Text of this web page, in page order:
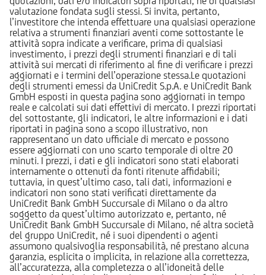
valutazione fondata sugli stessi. Si invita, pertanto,
l’investitore che intenda effettuare una qualsiasi operazione
relativa a strumenti finanziari aventi come sottostante le
attività sopra indicate a verificare, prima di qualsiasi
investimento, i prezzi degli strumenti finanziari e di tali
attività sui mercati di riferimento al fine di verificare i prezzi
aggiornati e i termini dell’operazione stessa.Le quotazioni
degli strumenti emessi da UniCredit S.p.A. e UniCredit Bank
GmbH esposti in questa pagina sono aggiornati in tempo
reale e calcolati sui dati effettivi di mercato. I prezzi riportati
del sottostante, gli indicatori, le altre informazioni e i dati
riportati in pagina sono a scopo illustrativo, non
rappresentano un dato ufficiale di mercato e possono
essere aggiornati con uno scarto temporale di oltre 20
minuti. I prezzi, i dati e gli indicatori sono stati elaborati
internamente o ottenuti da fonti ritenute affidabili;
tuttavia, in quest’ultimo caso, tali dati, informazioni e
indicatori non sono stati verificati direttamente da
UniCredit Bank GmbH Succursale di Milano o da altro
soggetto da quest’ultimo autorizzato e, pertanto, né
UniCredit Bank GmbH Succursale di Milano, né altra società
del gruppo UniCredit, né i suoi dipendenti o agenti
assumono qualsivoglia responsabilità, né prestano alcuna
garanzia, esplicita o implicita, in relazione alla correttezza,
all’accuratezza, alla completezza o all’idoneità delle